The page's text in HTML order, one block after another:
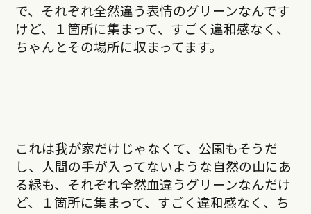
で、それぞれ全然違う表情のグリーンなんです
けど、１箇所に集まって、すごく違和感なく、
ちゃんとその場所に収まってます。
これは我が家だけじゃなくて、公園もそうだ
し、人間の手が入ってないような自然の山にあ
る緑も、それぞれ全然血違うグリーンなんだけ
ど、１箇所に集まって、すごく違和感なく、ち